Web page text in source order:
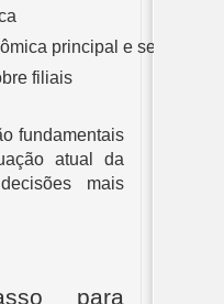
principal e
filiais
fundamentais
atual da
mais
para